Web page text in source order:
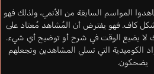
المواسم السابقة من الأنمي، ولذلك فهو
كاف. فهو يفترض أن المُشاهد مُعتاد على
لا يضيع الوقت في شرح أو توضيح أي شيء.
الكوميدية التي تسلي المشاهدين وتجعلهم
يضحكون.